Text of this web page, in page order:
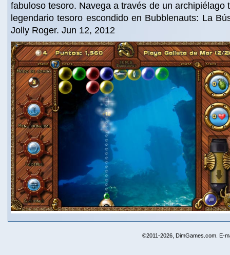
fabuloso tesoro. Navega a través de un archipiélago
legendario tesoro escondido en Bubblenauts: La
Jolly Roger. Jun 12, 2012
©2011-2026, DimGames.com. E-